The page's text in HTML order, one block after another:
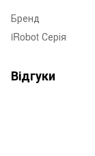
Бренд
iRobot Серія
Відгуки